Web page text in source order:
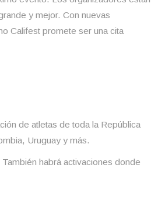
y mejor. Con nuevas
Califest promete ser una cita
de atletas de toda la República
Uruguay y más.
habrá activaciones donde